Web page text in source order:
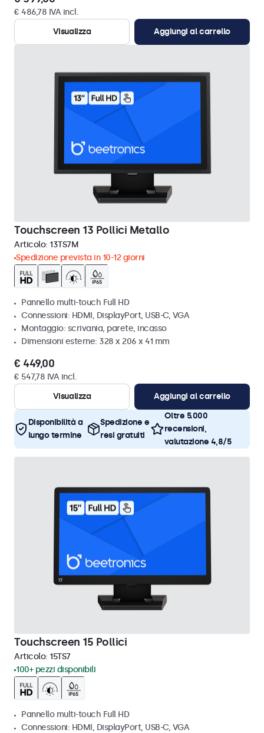
€ 486,78 IVA incl.
Visualizza
Aggiungi al carrello
Touchscreen 13 Pollici Metallo
Articolo: 13TS7M
Spedizione prevista in 10-12 giorni
Pannello multi-touch Full HD
Connessioni: HDMI, DisplayPort, USB-C, VGA
Montaggio: scrivania, parete, incasso
Dimensioni esterne: 328 x 206 x 41 mm
€ 449,00
€ 547,78 IVA incl.
Visualizza
Aggiungi al carrello
Disponibilità a
lungo termine
Spedizione e
resi gratuiti
Oltre 5.000
recensioni,
valutazione 4,8/5
Touchscreen 15 Pollici
Articolo: 15TS7
100+ pezzi disponibili
Pannello multi-touch Full HD
Connessioni: HDMI, DisplayPort, USB-C, VGA